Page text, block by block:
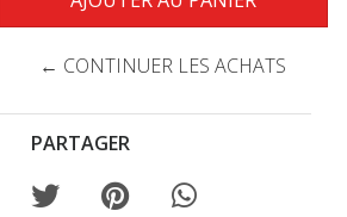
← CONTINUER LES ACHATS
PARTAGER